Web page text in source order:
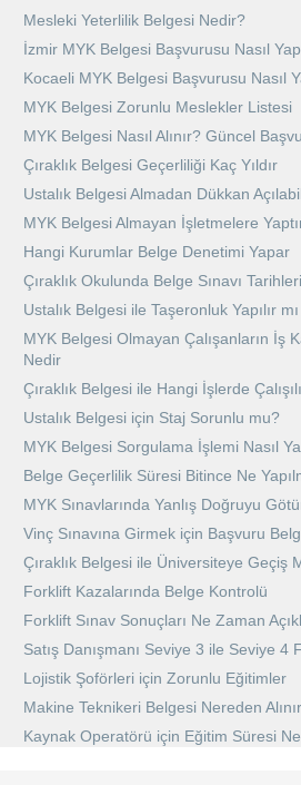
Mesleki Yeterlilik Belgesi Nedir?
İzmir MYK Belgesi Başvurusu Nasıl
Kocaeli MYK Belgesi Başvurusu Nasıl
MYK Belgesi Zorunlu Meslekler Listesi
MYK Belgesi Nasıl Alınır? Güncel
Çıraklık Belgesi Geçerliliği Kaç Yıldır
Ustalık Belgesi Almadan Dükkan
MYK Belgesi Almayan İşletmelere
Hangi Kurumlar Belge Denetimi Yapar
Çıraklık Okulunda Belge Sınavı Tarihleri
Ustalık Belgesi ile Taşeronluk Yapılır mı
MYK Belgesi Olmayan Çalışanların İş
Nedir
Çıraklık Belgesi ile Hangi İşlerde
Ustalık Belgesi için Staj Sorunlu mu?
MYK Belgesi Sorgulama İşlemi Nasıl
Belge Geçerlilik Süresi Bitince Ne
MYK Sınavlarında Yanlış Doğruyu
Vinç Sınavına Girmek için Başvuru
Çıraklık Belgesi ile Üniversiteye Geçiş
Forklift Kazalarında Belge Kontrolü
Forklift Sınav Sonuçları Ne Zaman
Satış Danışmanı Seviye 3 ile Seviye 4
Lojistik Şoförleri için Zorunlu Eğitimler
Makine Teknikeri Belgesi Nereden Alınır
Kaynak Operatörü için Eğitim Süresi